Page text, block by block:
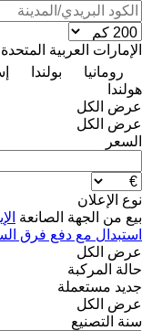
الإمارات العربية المتحدة
رومانيا
بولندا
هولندا
عرض الكل
عرض الكل
السعر
نوع الإعلان
بيع من الجهة الصانعة
استبدال مع دفع فرق
عرض الكل
حالة المركبة
جديد مستعملة
عرض الكل
سنة التصنيع